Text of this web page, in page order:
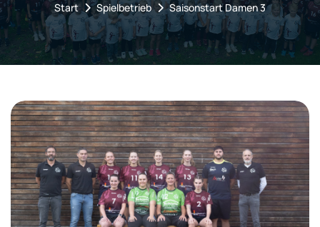
Start Spielbetrieb Saisonstart Damen 3